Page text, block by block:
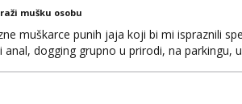
mušku osobu
muškarce punih jaja koji bi mi ispraznili
dogging grupno u prirodi, na parkingu,